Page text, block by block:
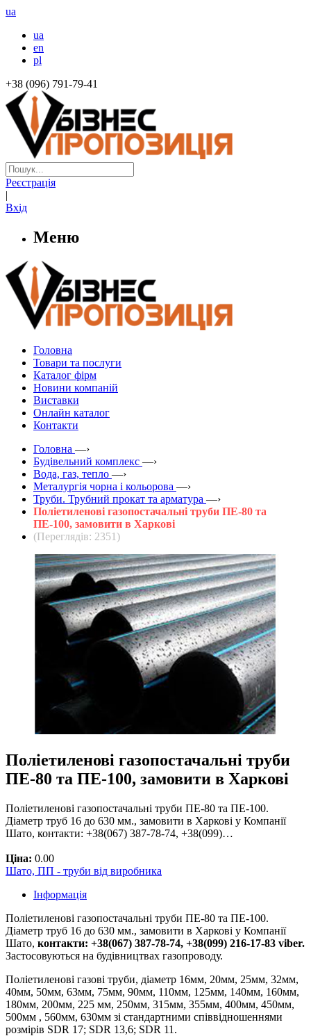
ua
ua
en
pl
+38 (096) 791-79-41
Реєстрація
|
Вхід
Меню
Головна
Товари та послуги
Каталог фірм
Новини компаній
Виставки
Онлайн каталог
Контакти
Головна —›
Будівельний комплекс —›
Вода, газ, тепло —›
Металургія чорна і кольорова —›
Труби. Трубний прокат та арматура —›
Поліетиленові газопостачальні труби ПЕ-80 та
ПЕ-100, замовити в Харкові
(Переглядів: 2351)
Поліетиленові газопостачальні труби
ПЕ-80 та ПЕ-100, замовити в Харкові
Поліетиленові газопостачальні труби ПЕ-80 та ПЕ-100.
Діаметр труб 16 до 630 мм., замовити в Харкові у Компанії
Шато, контакти: +38(067) 387-78-74, +38(099)…
Ціна: 0.00
Шато, ПП - труби від виробника
Інформація
Поліетиленові газопостачальні труби ПЕ-80 та ПЕ-100.
Діаметр труб 16 до 630 мм., замовити в Харкові у Компанії
Шато, контакти: +38(067) 387-78-74, +38(099) 216-17-83 viber.
Застосовуються на будівництвах газопроводу.
Поліетиленові газові труби, діаметр 16мм, 20мм, 25мм, 32мм,
40мм, 50мм, 63мм, 75мм, 90мм, 110мм, 125мм, 140мм, 160мм,
180мм, 200мм, 225 мм, 250мм, 315мм, 355мм, 400мм, 450мм,
500мм , 560мм, 630мм зі стандартними співвідношеннями
розмірів SDR 17; SDR 13,6; SDR 11.